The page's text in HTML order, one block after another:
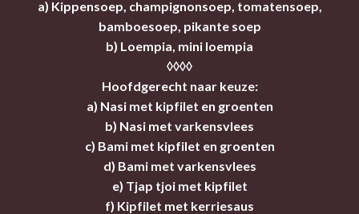
a) Kippensoep, champignonsoep, tomatensoep,
bamboesoep, pikante soep
b) Loempia, mini loempia
◊◊◊◊
Hoofdgerecht naar keuze:
a) Nasi met kipfilet en groenten
b) Nasi met varkensvlees
c) Bami met kipfilet en groenten
d) Bami met varkensvlees
e) Tjap tjoi met kipfilet
f) Kipfilet met kerriesaus